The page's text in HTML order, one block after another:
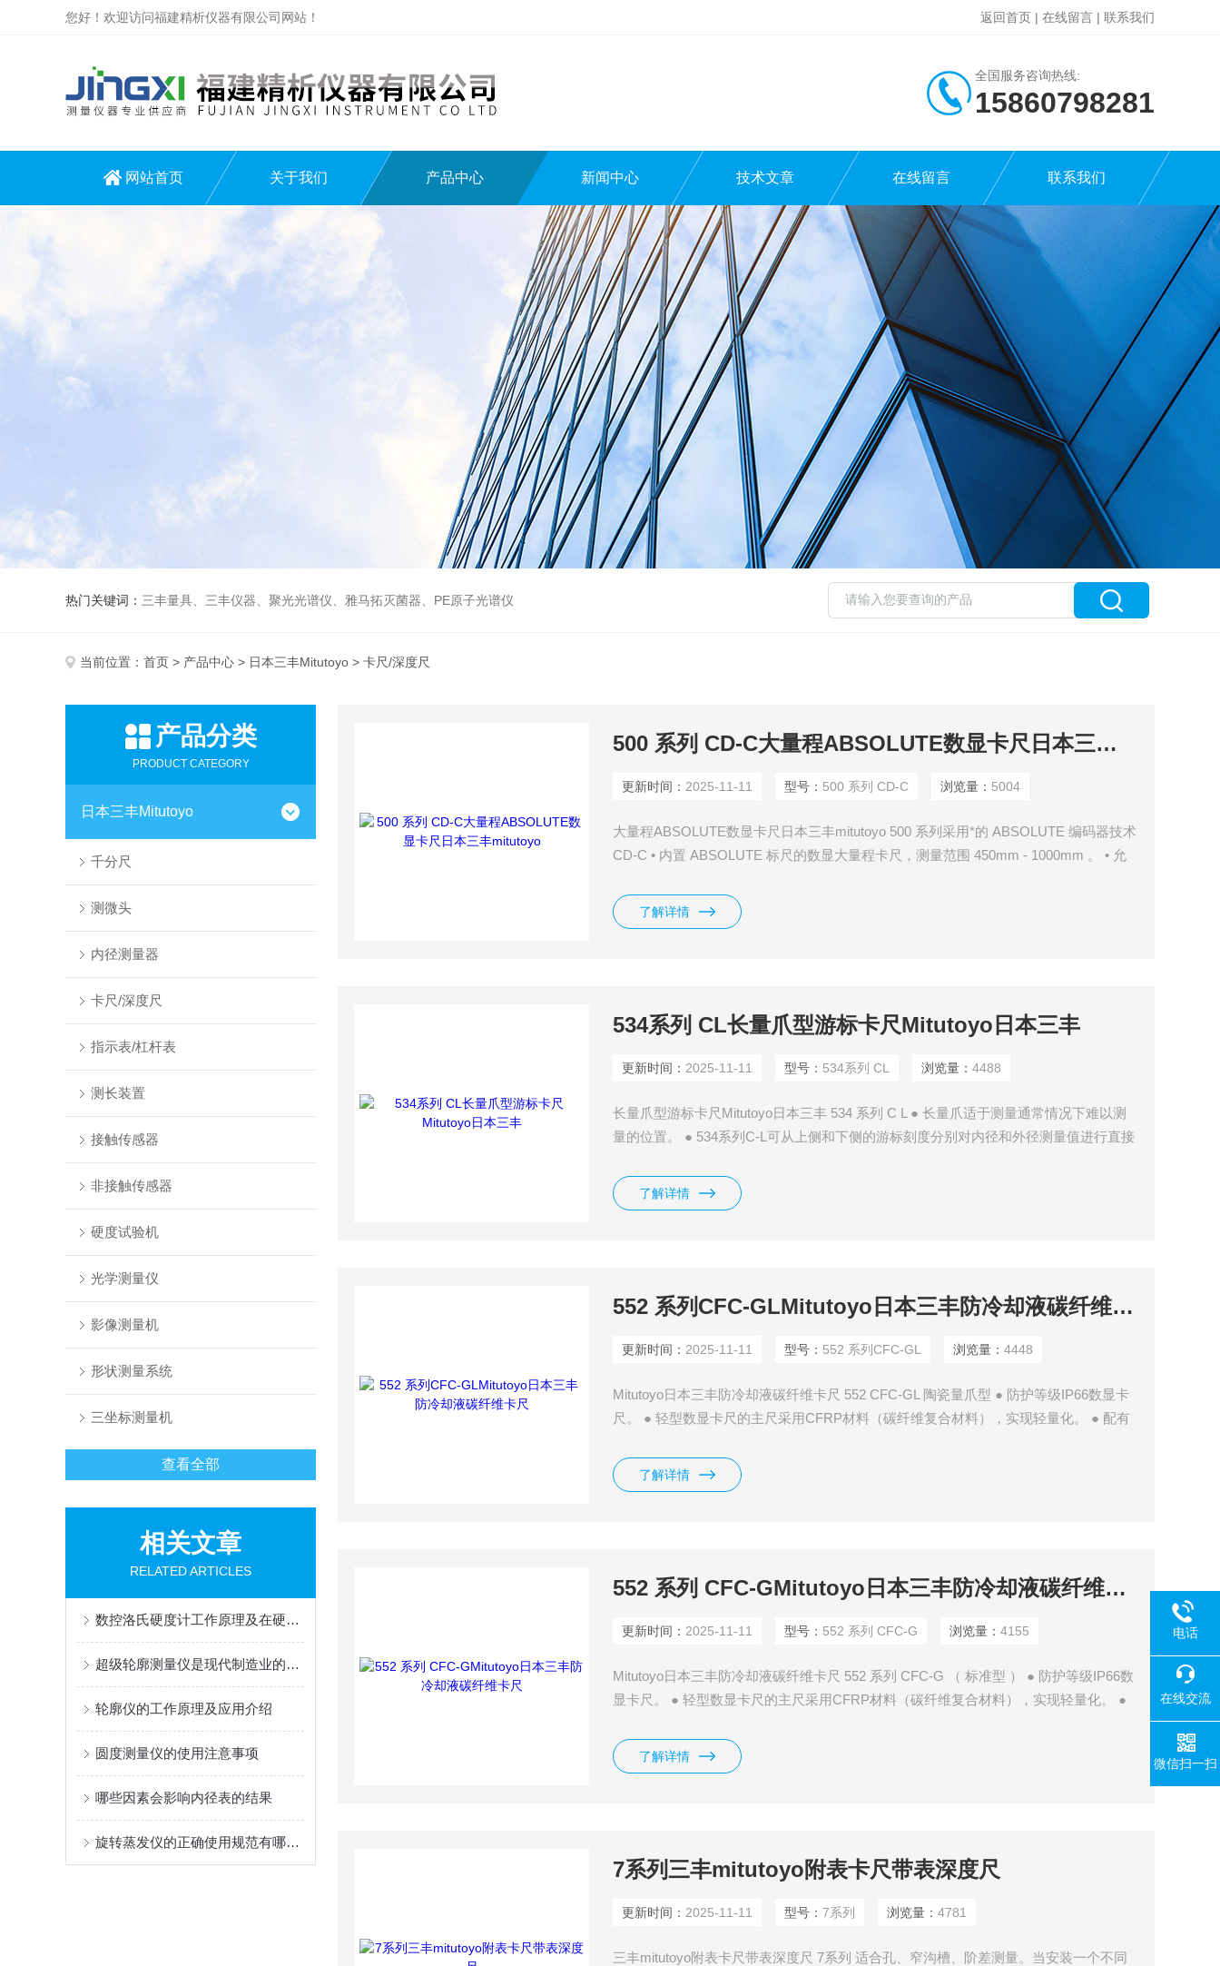
您好！欢迎访问福建精析仪器有限公司网站！ 返回首页 | 在线留言 | 联系我们
全国服务咨询热线:
15860798281
网站首页 关于我们 产品中心 新闻中心 技术文章 在线留言 联系我们
热门关键词： 三丰量具、三丰仪器、聚光光谱仪、雅马拓灭菌器、PE原子光谱仪
当前位置： 首页 > 产品中心 > 日本三丰Mitutoyo > 卡尺/深度尺
产品分类
PRODUCT CATEGORY
日本三丰Mitutoyo
千分尺
测微头
内径测量器
卡尺/深度尺
指示表/杠杆表
测长装置
接触传感器
非接触传感器
硬度试验机
光学测量仪
影像测量机
形状测量系统
三坐标测量机
查看全部
相关文章
RELATED ARTICLES
数控洛氏硬度计工作原理及在硬度测试中的应用
超级轮廓测量仪是现代制造业的精确度量工具
轮廓仪的工作原理及应用介绍
圆度测量仪的使用注意事项
哪些因素会影响内径表的结果
旋转蒸发仪的正确使用规范有哪些？
500 系列 CD-C大量程ABSOLUTE数显卡尺日本三丰mitutoyo
更新时间： 2025-11-11 型号： 500 系列 CD-C 浏览量： 5004
大量程ABSOLUTE数显卡尺日本三丰mitutoyo 500 系列采用*的 ABSOLUTE 编码器技术
CD-C • 内置 ABSOLUTE 标尺的数显大量程卡尺，测量范围 450mm - 1000mm 。 • 允
中。
了解详情
534系列 CL长量爪型游标卡尺Mitutoyo日本三丰
更新时间： 2025-11-11 型号： 534系列 CL 浏览量：4488
长量爪型游标卡尺Mitutoyo日本三丰 534 系列 C L ● 长量爪适于测量通常情况下难以测
量的位置。 ● 534系列C-L可从上侧和下侧的游标刻度分别对内径和外径测量值进行直接
了解详情
552 系列CFC-GLMitutoyo日本三丰防冷却液碳纤维卡尺
更新时间： 2025-11-11 型号： 552 系列CFC-GL 浏览量：4448
Mitutoyo日本三丰防冷却液碳纤维卡尺 552 CFC-GL 陶瓷量爪型 ● 防护等级IP66数显卡
尺。 ● 轻型数显卡尺的主尺采用CFRP材料（碳纤维复合材料），实现轻量化。 ● 配有
绝缘性特点
了解详情
552 系列 CFC-GMitutoyo日本三丰防冷却液碳纤维卡尺
更新时间： 2025-11-11 型号： 552 系列 CFC-G 浏览量：4155
Mitutoyo日本三丰防冷却液碳纤维卡尺 552 系列 CFC-G （ 标准型 ） ● 防护等级IP66数
显卡尺。 ● 轻型数显卡尺的主尺采用CFRP材料（碳纤维复合材料），实现轻量化。 ●
了解详情
7系列三丰mitutoyo附表卡尺带表深度尺
更新时间： 2025-11-11 型号：7系列 浏览量：4781
三丰mitutoyo附表卡尺带表深度尺 7系列 适合孔、窄沟槽、阶差测量。当安装一个不同
电话
在线交流
微信扫一扫